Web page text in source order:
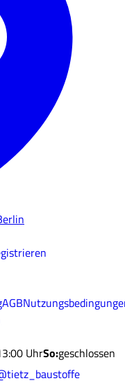
AGB
UhrSo:geschlossen